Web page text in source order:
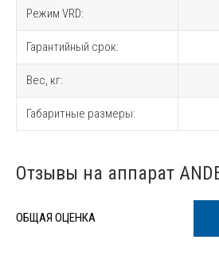
Режим VRD:
Гарантийный срок:
Вес, кг:
Габаритные размеры:
Отзывы на аппарат
ОБЩАЯ ОЦЕНКА